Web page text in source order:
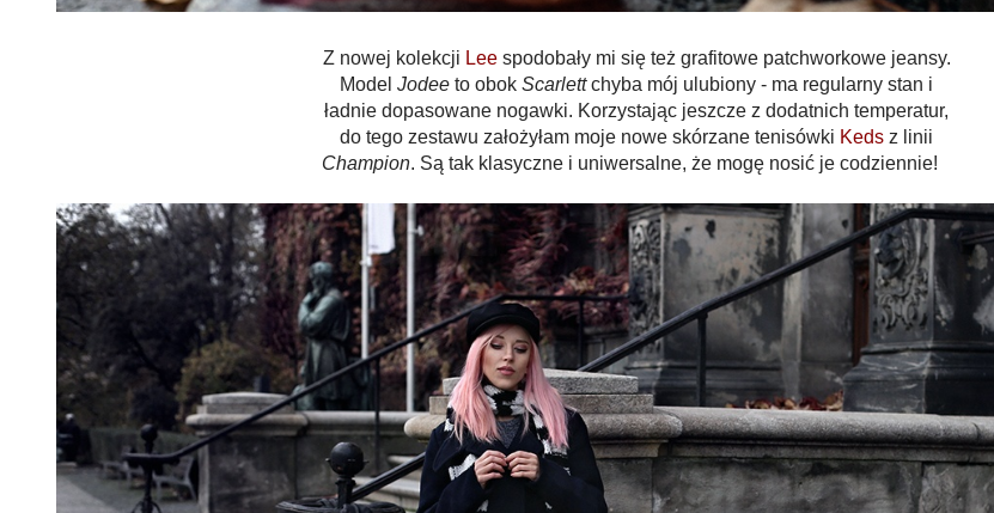
Z nowej kolekcji Lee spodobały mi się też grafitowe patchworkowe jeansy.
Model Jodee to obok Scarlett chyba mój ulubiony - ma regularny stan i
ładnie dopasowane nogawki. Korzystając jeszcze z dodatnich temperatur,
do tego zestawu założyłam moje nowe skórzane tenisówki Keds z linii
Champion. Są tak klasyczne i uniwersalne, że mogę nosić je codziennie!